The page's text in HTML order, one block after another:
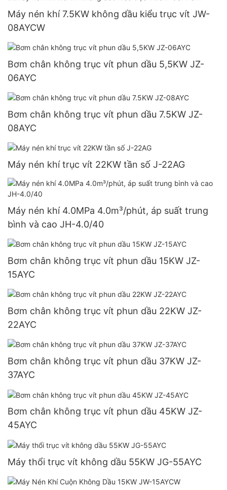
Máy nén khí 7.5KW không dầu kiểu trục vít JW-
08AYCW
Bơm chân không trục vít phun dầu 5,5KW JZ-
06AYC
Bơm chân không trục vít phun dầu 7.5KW JZ-
08AYC
Máy nén khí trục vít 22KW tần số J-22AG
Máy nén khí 4.0MPa 4.0m³/phút, áp suất trung
bình và cao JH-4.0/40
Bơm chân không trục vít phun dầu 15KW JZ-
15AYC
Bơm chân không trục vít phun dầu 22KW JZ-
22AYC
Bơm chân không trục vít phun dầu 37KW JZ-
37AYC
Bơm chân không trục vít phun dầu 45KW JZ-
45AYC
Máy thổi trục vít không dầu 55KW JG-55AYC